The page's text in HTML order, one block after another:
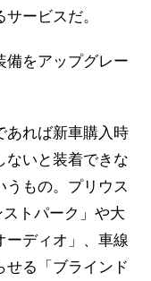
ービスだ。
備をアップグレー
あれば新車購入時
ないと装着できな
うもの。プリウス
トパーク」や大
ーディオ」、車線
せる「ブラインド